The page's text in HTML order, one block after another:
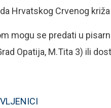
Hrvatskog Crvenog križa
mogu se predati u
Opatija, M.Tita 3) ili